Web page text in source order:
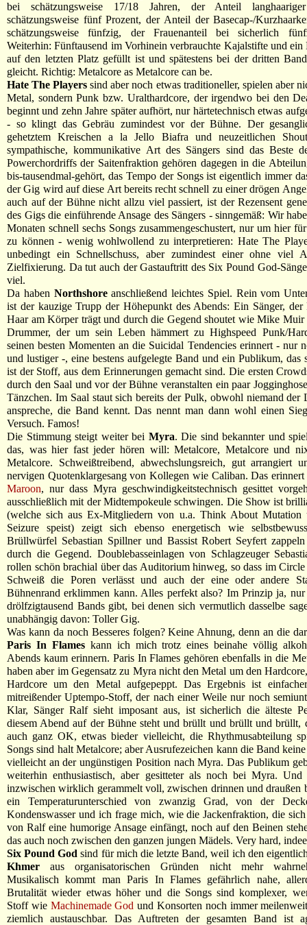
bei schätzungsweise 17/18 Jahren, der Anteil
schätzungsweise fünf Prozent, der Anteil der Basecap-/
schätzungsweise fünfzig, der Frauenanteil bei sicherlich
Weiterhin: Fünftausend im Vorhinein verbrauchte Kajalstifte und ein
auf den letzten Platz gefüllt ist und spätestens bei der dritten
gleicht. Richtig: Metalcore as Metalcore can be.
Hate The Players sind aber noch etwas traditioneller, spielen aber
Metal, sondern Punk bzw. Uralthardcore, der irgendwo bei den
beginnt und zehn Jahre später aufhört, nur härtetechnisch etwas
- so klingt das Gebräu zumindest vor der Bühne. Der
gehetztem Kreischen a la Jello Biafra und neuzeitlichen
sympathische, kommunikative Art des Sängers sind das Beste
Powerchordriffs der Saitenfraktion gehören dagegen in die
bis-tausendmal-gehört, das Tempo der Songs ist eigentlich immer
der Gig wird auf diese Art bereits recht schnell zu einer drögen
auch auf der Bühne nicht allzu viel passiert, ist der Rezensent
des Gigs die einführende Ansage des Sängers - sinngemäß: Wir
Monaten schnell sechs Songs zusammengeschustert, nur um hier
zu können - wenig wohlwollend zu interpretieren: Hate The
unbedingt ein Schnellschuss, aber zumindest einer ohne viel
Zielfixierung. Da tut auch der Gastauftritt des Six Pound God-
viel.
Da haben Northshoreanschließend leichtes Spiel. Rein vom
ist der kauzige Trupp der Höhepunkt des Abends: Ein Sänger, der
Haar am Körper trägt und durch die Gegend shoutet wie Mike
Drummer, der um sein Leben hämmert zu Highspeed Punk/
seinen besten Momenten an die Suicidal Tendencies erinnert - nur
und lustiger -, eine bestens aufgelegte Band und ein Publikum, das
ist der Stoff, aus dem Erinnerungen gemacht sind. Die ersten
durch den Saal und vor der Bühne veranstalten ein paar
Tänzchen. Im Saal staut sich bereits der Pulk, obwohl niemand der
anspreche, die Band kennt. Das nennt man dann wohl einen
Versuch. Famos!
Die Stimmung steigt weiter bei Myra. Die sind bekannter und
das, was hier fast jeder hören will: Metalcore, Metalcore und
Metalcore. Schweißtreibend, abwechslungsreich, gut arrangiert
nervigen Quotenklargesang von Kollegen wie Caliban. Das
Maroon, nur dass Myra geschwindigkeitstechnisch gesittet
ausschließlich mit der Midtempokeule schwingen. Die Show ist
(welche sich aus Ex-Mitgliedern von u.a. Think About Mutation
Seizure speist) zeigt sich ebenso energetisch wie
Brüllwürfel Sebastian Spillner und Bassist Robert Seyfert
durch die Gegend. Doublebasseinlagen von Schlagzeuger
rollen schön brachial über das Auditorium hinweg, so dass im
Schweiß die Poren verlässt und auch der eine oder andere
Bühnenrand erklimmen kann. Alles perfekt also? Im Prinzip ja, nur
drölfzigtausend Bands gibt, bei denen sich vermutlich dasselbe
unabhängig davon: Toller Gig.
Was kann da noch Besseres folgen? Keine Ahnung, denn an die
Paris In Flameskann ich mich trotz eines beinahe völlig
Abends kaum erinnern. Paris In Flames gehören ebenfalls in die
haben aber im Gegensatz zu Myra nicht den Metal um den
Hardcore um den Metal aufgepeppt. Das Ergebnis ist
mitreißender Uptempo-Stoff, der nach einer Weile nur noch
Klar, Sänger Ralf sieht imposant aus, ist sicherlich die älteste
diesem Abend auf der Bühne steht und brüllt und brüllt und brüllt,
auch ganz OK, etwas bieder vielleicht, die Rhythmusabteilung
Songs sind halt Metalcore; aber Ausrufezeichen kann die Band
vielleicht an der ungünstigen Position nach Myra. Das Publikum
weiterhin enthusiastisch, aber gesitteter als noch bei Myra.
inzwischen wirklich gerammelt voll, zwischen drinnen und draußen
ein Temperaturunterschied von zwanzig Grad, von der
Kondenswasser und ich frage mich, wie die Jackenfraktion, die
von Ralf eine humorige Ansage einfängt, noch auf den Beinen
das auch noch zwischen den ganzen jungen Mädels. Very hard,
Six Pound God sind für mich die letzte Band, weil ich den
Khmer aus organisatorischen Gründen nicht mehr
Musikalisch kommt man Paris In Flames gefährlich nahe,
Brutalität wieder etwas höher und die Songs sind komplexer,
Stoff wie Machinemade God und Konsorten noch immer
ziemlich austauschbar. Das Auftreten der gesamten Band ist